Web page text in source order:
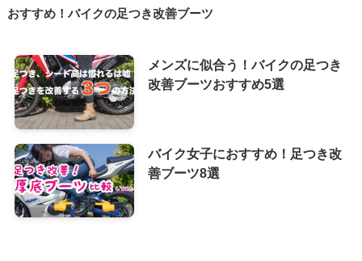
おすすめ！バイクの足つき改善ブーツ
メンズに似合う！バイクの足つき
改善ブーツおすすめ5選
バイク女子におすすめ！足つき改
善ブーツ8選